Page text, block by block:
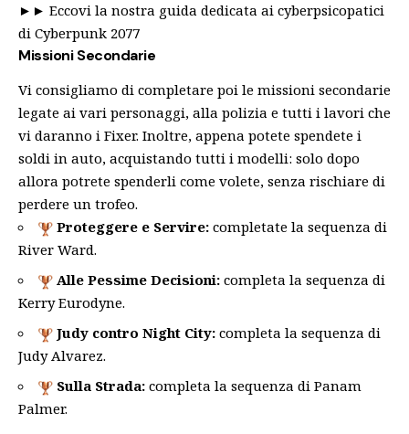
►► Eccovi la nostra guida dedicata ai cyberpsicopatici
di Cyberpunk 2077
Missioni Secondarie
Vi consigliamo di completare poi le missioni secondarie
legate ai vari personaggi, alla polizia e tutti i lavori che
vi daranno i Fixer. Inoltre, appena potete spendete i
soldi in auto, acquistando tutti i modelli: solo dopo
allora potrete spenderli come volete, senza rischiare di
perdere un trofeo.
Proteggere e Servire: completate la sequenza di
River Ward.
Alle Pessime Decisioni: completa la sequenza di
Kerry Eurodyne.
Judy contro Night City: completa la sequenza di
Judy Alvarez.
Sulla Strada: completa la sequenza di Panam
Palmer.